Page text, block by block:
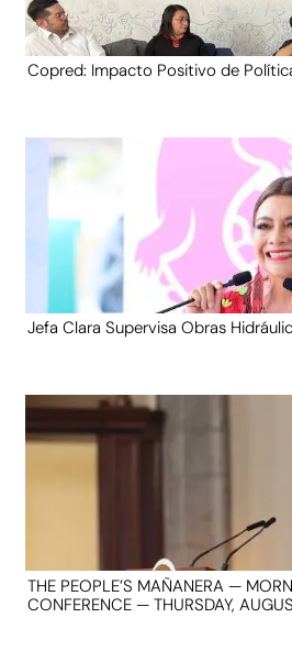
Copred: Impacto Positivo de
Jefa Clara Supervisa Obras
THE PEOPLE’S MAÑANERA —
CONFERENCE — THURSDAY,